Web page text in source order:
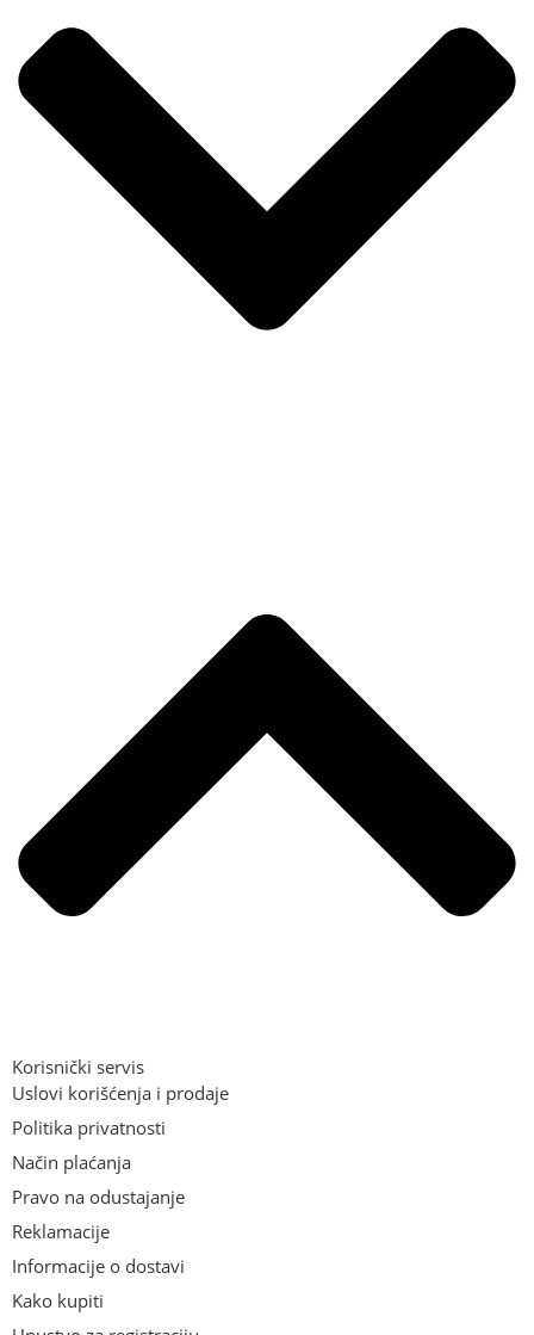
Korisnički servis
Uslovi korišćenja i prodaje
Politika privatnosti
Način plaćanja
Pravo na odustajanje
Reklamacije
Informacije o dostavi
Kako kupiti